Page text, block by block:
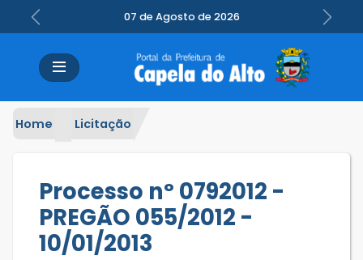
07 de Agosto de 2026
Previous Next
Home Licitação
Processo nº 0792012 -
PREGÃO 055/2012 -
10/01/2013